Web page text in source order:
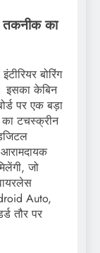
का
बोरिंग
इसका केबिन
पर एक बड़ा
टचस्क्रीन
जो
Auto,
तौर पर